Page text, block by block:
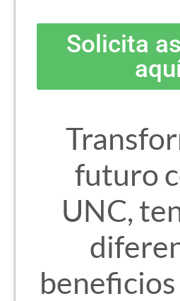
Solicita
futuro
UNC,